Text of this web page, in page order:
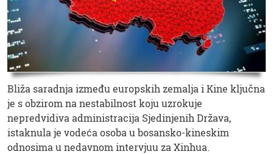
Bliža saradnja između europskih zemalja i Kine ključna
je s obzirom na nestabilnost koju uzrokuje
nepredvidiva administracija Sjedinjenih Država,
istaknula je vodeća osoba u bosansko-kineskim
odnosima u nedavnom intervjuu za Xinhua.